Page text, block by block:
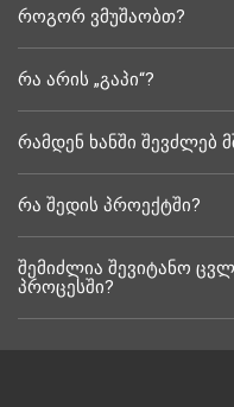
როგორ ვმუშაობთ?
რა არის „გაპი“?
რამდენ ხანში შევძლებ
რა შედის პროექტში?
შემიძლია შევიტანო
პროცესში?